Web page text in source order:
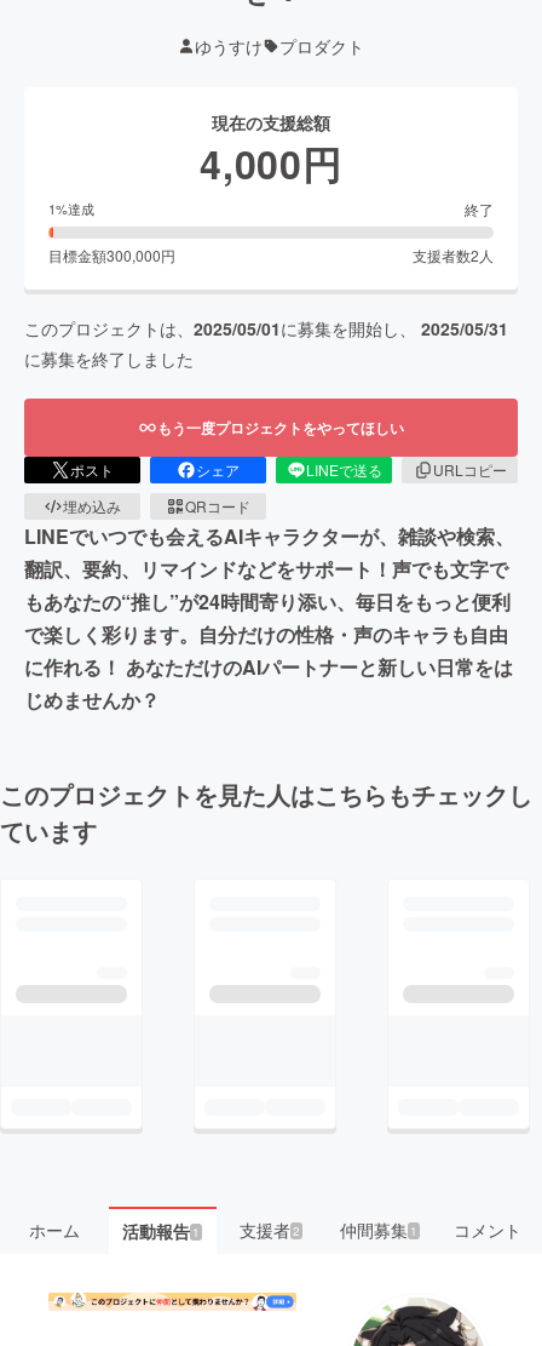
ゆうすけ プロダクト
現在の支援総額
4,000円
1%達成 終了
目標金額300,000円 支援者数2 人
このプロジェクトは、 2025/05/01に募集を開始し、 2025/05/31
に募集を終了しました
もう一度プロジェクトをやってほしい
ポスト シェア LINEで送る
URLコピー
埋め込み
QRコード
LINEでいつでも会えるAIキャラクターが、雑談や検索、
翻訳、要約、リマインドなどをサポート！声でも文字で
もあなたの“推し”が24時間寄り添い、毎日をもっと便利
で楽しく彩ります。自分だけの性格・声のキャラも自由
に作れる！ あなただけのAIパートナーと新しい日常をは
じめませんか？
このプロジェクトを見た人はこちらもチェックし
ています
ホーム 活動報告1 支援者 2 仲間募集 1 コメント